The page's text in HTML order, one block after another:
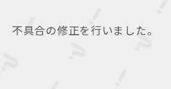
不具合の修正を行いました。